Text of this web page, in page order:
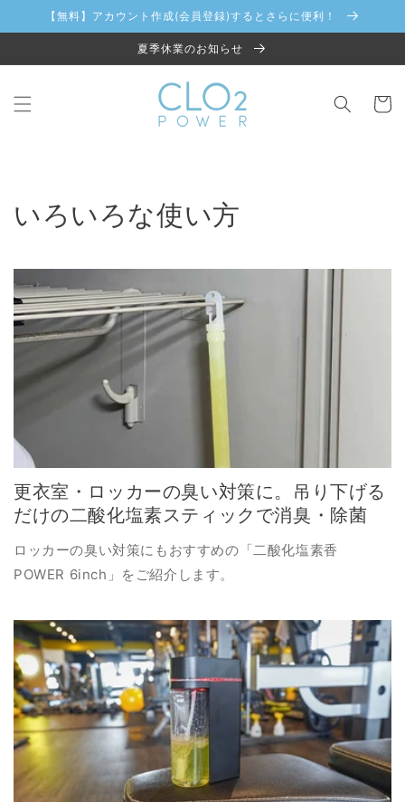
ンツに
進む
【無料】アカウント作成(会員登録)するとさらに便利！
夏季休業のお知らせ
ー
いろいろな使い方
更衣室・ロッカーの臭い対策に。吊り下げる
だけの二酸化塩素スティックで消臭・除菌
ロッカーの臭い対策にもおすすめの「二酸化塩素香
POWER 6inch」をご紹介します。